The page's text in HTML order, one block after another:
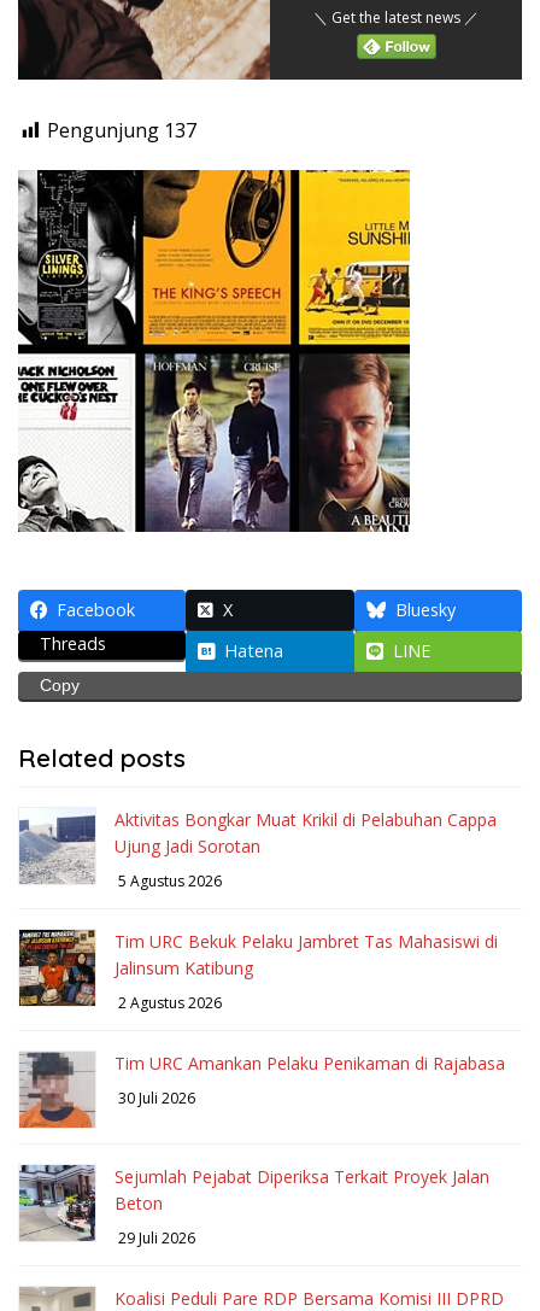
＼ Get the latest news ／
Pengunjung 137
Facebook X
Bluesky
Threads
Hatena LINE
Copy
Related posts
Aktivitas Bongkar Muat Krikil di Pelabuhan Cappa
Ujung Jadi Sorotan
5 Agustus 2026
Tim URC Bekuk Pelaku Jambret Tas Mahasiswi di
Jalinsum Katibung
2 Agustus 2026
Tim URC Amankan Pelaku Penikaman di Rajabasa
30 Juli 2026
Sejumlah Pejabat Diperiksa Terkait Proyek Jalan
Beton
29 Juli 2026
Koalisi Peduli Pare RDP Bersama Komisi III DPRD